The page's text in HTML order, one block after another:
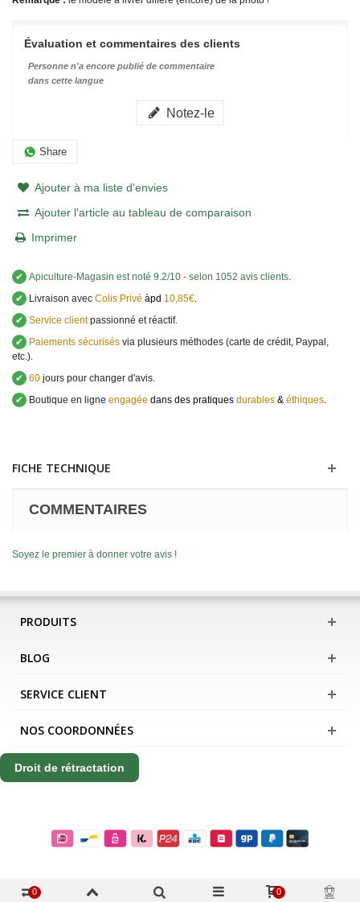
Évaluation et commentaires des clients
Personne n'a encore publié de commentaire
dans cette langue
Notez-le
Share
Ajouter à ma liste d'envies
Ajouter l'article au tableau de comparaison
Imprimer
✔ Apiculture-Magasin est noté 9.2/10 - selon 1052 avis clients.
✔
Livraison avec Colis Privé àpd 10,85€.
✔ Service clientpassionné et réactif.
✔
Paiements sécurisés via plusieurs méthodes (carte de crédit, Paypal,
etc.).
✔ 60 jours pour changer d'avis.
✔
Boutique en ligne engagée dans des pratiques durables & éthiques.
FICHE TECHNIQUE
COMMENTAIRES
Soyez le premier à donner votre avis !
PRODUITS
BLOG
SERVICE CLIENT
NOS COORDONNÉES
Droit de rétractation
0 0